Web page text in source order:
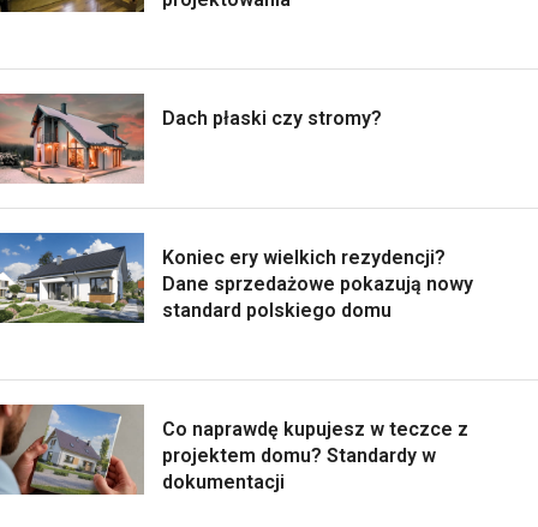
Dach płaski czy stromy?
Koniec ery wielkich rezydencji?
Dane sprzedażowe pokazują nowy
standard polskiego domu
Co naprawdę kupujesz w teczce z
projektem domu? Standardy w
dokumentacji